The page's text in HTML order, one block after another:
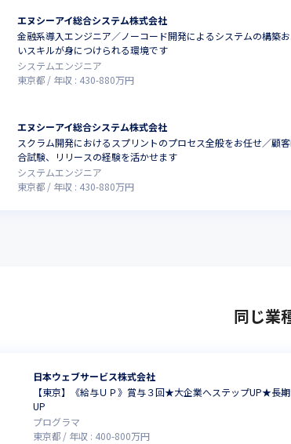
エヌシーアイ総合システム株式会社
金融系導入エンジニア／ノーコード開発によるシステムの構築
いスキルが身につけられる環境です
システムエンジニア
東京都
年収 : 430-880万円
エヌシーアイ総合システム株式会社
スクラム開発におけるスプリントのプロセス全般をお任せ／顧
合試験、リリースの経験を活かせます
システムエンジニア
東京都
年収 : 430-880万円
同じ業
日本ウェブサービス株式会社
【東京】《給与ＵＰ》賞与３回★大企業へステップUP★
UP
プログラマ
東京都
年収 : 400-800万円